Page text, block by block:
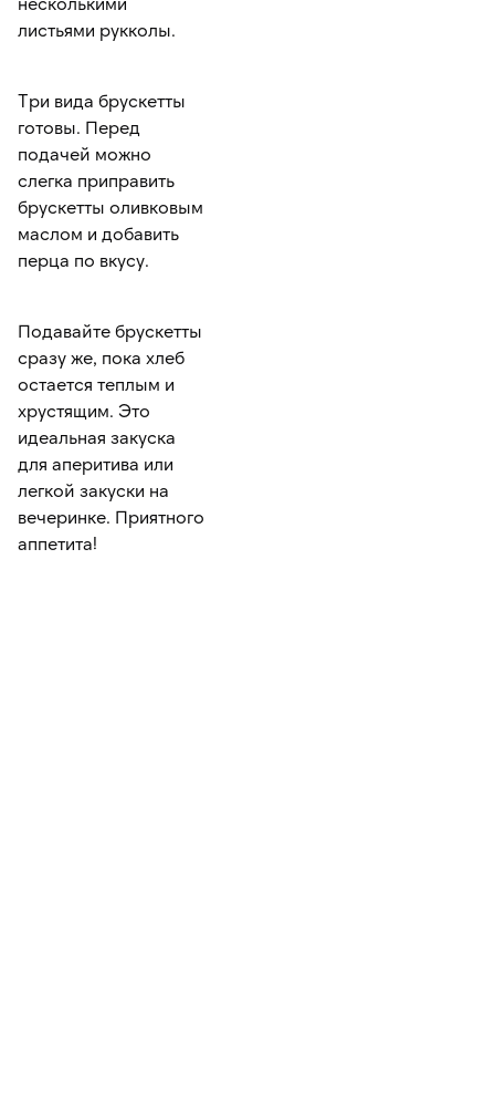
листьями рукколы.
Три вида брускетты
готовы. Перед
подачей можно
слегка приправить
брускетты оливковым
маслом и добавить
перца по вкусу.
Подавайте брускетты
сразу же, пока хлеб
остается теплым и
хрустящим. Это
идеальная закуска
для аперитива или
легкой закуски на
вечеринке. Приятного
аппетита!